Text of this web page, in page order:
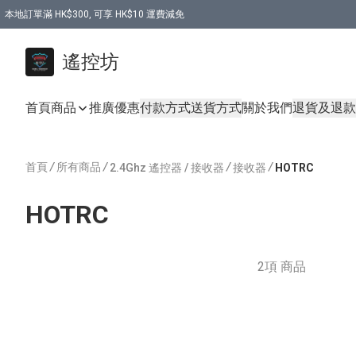
本地訂單滿 HK$300, 可享 HK$10 運費減免
遙控坊
首頁商品 推廣優惠付款方式送貨方式關於我們退貨及退
首頁/ 所有商品 / 2.4Ghz 遙控器 / 接收器 /接收器 / HOTRC
HOTRC
2項 商品